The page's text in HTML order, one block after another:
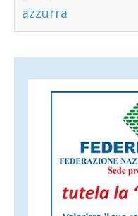
azzurra